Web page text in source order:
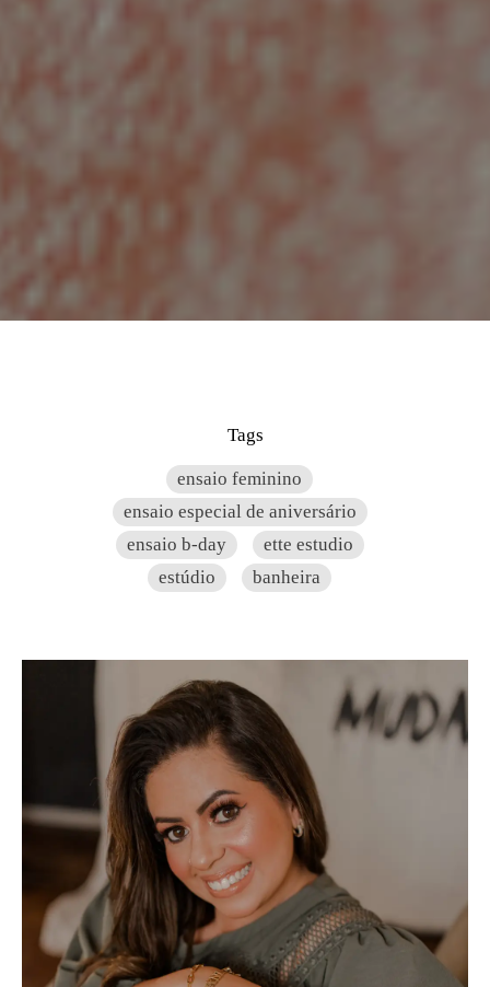
Tags
ensaio feminino
ensaio especial de aniversário
ensaio b-day
ette estudio
estúdio
banheira